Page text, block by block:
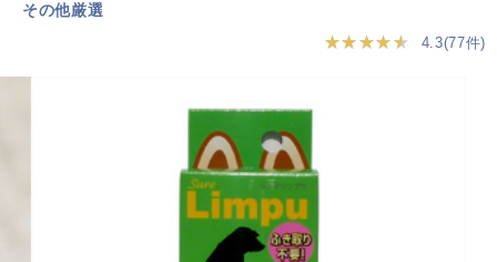
その他厳選
★★★★★ 4.3(77件)